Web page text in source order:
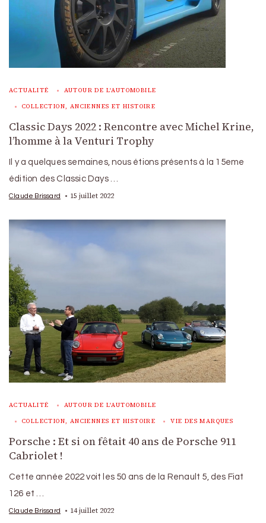
ACTUALITÉ AUTOUR DE L'AUTOMOBILE
COLLECTION, ANCIENNES ET HISTOIRE
Classic Days 2022 : Rencontre avec Michel Krine,
l’homme à la Venturi Trophy
Il y a quelques semaines, nous étions présents à la 15eme
édition des Classic Days …
Claude Brissard 15 juillet 2022
ACTUALITÉ AUTOUR DE L'AUTOMOBILE
COLLECTION, ANCIENNES ET HISTOIRE VIE DES MARQUES
Porsche : Et si on fêtait 40 ans de Porsche 911
Cabriolet !
Cette année 2022 voit les 50 ans de la Renault 5, des Fiat
126 et …
Claude Brissard 14 juillet 2022